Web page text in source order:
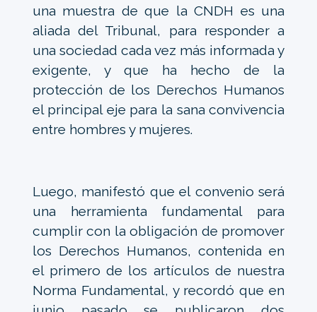
una muestra de que la CNDH es una
aliada del Tribunal, para responder a
una sociedad cada vez más informada y
exigente, y que ha hecho de la
protección de los Derechos Humanos
el principal eje para la sana convivencia
entre hombres y mujeres.
Luego, manifestó que el convenio será
una herramienta fundamental para
cumplir con la obligación de promover
los Derechos Humanos, contenida en
el primero de los artículos de nuestra
Norma Fundamental, y recordó que en